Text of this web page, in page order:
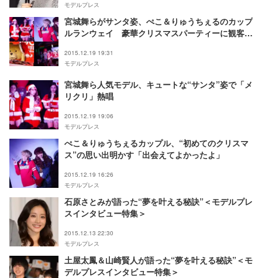
モデルプレス
宮城舞らがサンタ姿、ぺこ＆りゅうちぇるのカップ
ルランウェイ 豪華クリスマスパーティーに観客熱
2015.12.19 19:31
モデルプレス
宮城舞ら人気モデル、キュートな“サンタ”姿で「メ
リクリ」熱唱
2015.12.19 19:06
モデルプレス
ぺこ＆りゅうちぇるカップル、“初めてのクリスマ
ス”の思い出明かす「出会えてよかったよ」
2015.12.19 16:26
モデルプレス
石原さとみが語った“夢を叶える秘訣”＜モデルプレ
スインタビュー特集＞
2015.12.13 22:30
モデルプレス
土屋太鳳＆山崎賢人が語った“夢を叶える秘訣”＜モ
デルプレスインタビュー特集＞